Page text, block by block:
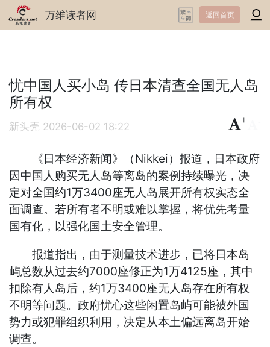
万维读者网 返回首页
忧中国人买小岛 传日本清查全国无人岛
所有权
新头壳 2026-06-02 18:22
+
《日本经济新闻》（Nikkei）报道，日本政府
因中国人购买无人岛等离岛的案例持续曝光，决
定对全国约1万3400座无人岛展开所有权实态全
面调查。若所有者不明或难以掌握，将优先考量
国有化，以强化国土安全管理。
报道指出，由于测量技术进步，已将日本岛
屿总数从过去约7000座修正为1万4125座，其中
扣除有人岛后，约1万3400座无人岛存在所有权
不明等问题。政府忧心这些闲置岛屿可能被外国
势力或犯罪组织利用，决定从本土偏远离岛开始
调查。